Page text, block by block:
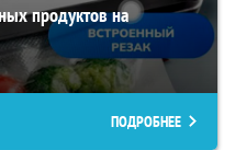
продуктов на
ПОДРОБНЕЕ